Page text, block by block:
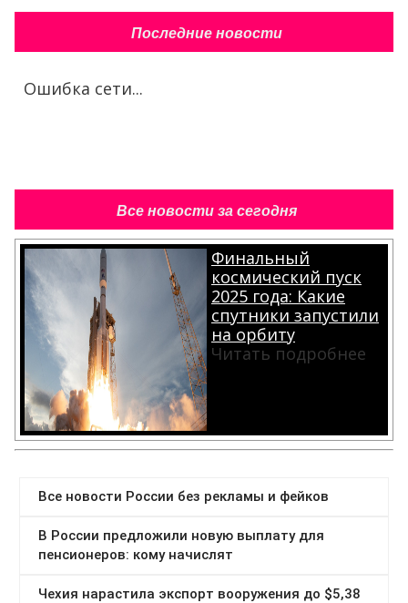
Последние новости
Ошибка сети...
Все новости за сегодня
Финальный
космический пуск
2025 года: Какие
спутники запустили
на орбиту
Читать подробнее